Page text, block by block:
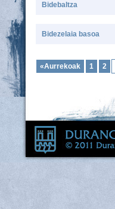
Bidebaltza
Bidezelaia basoa
«Aurrekoak 1 2